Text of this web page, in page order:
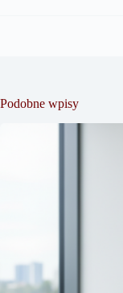
Podobne wpisy